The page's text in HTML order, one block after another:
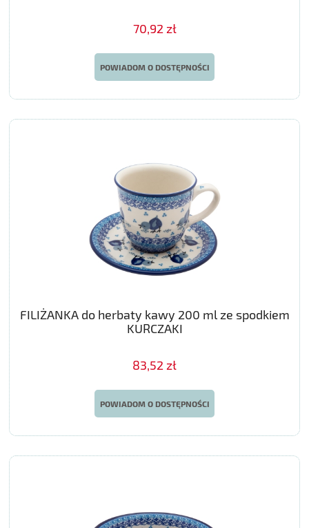
70,92 zł
POWIADOM O DOSTĘPNOŚCI
FILIŻANKA do herbaty kawy 200 ml ze spodkiem
KURCZAKI
83,52 zł
POWIADOM O DOSTĘPNOŚCI